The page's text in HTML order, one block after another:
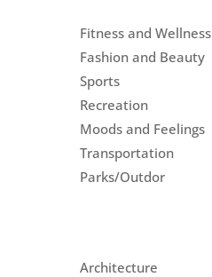
Fitness and Wellness
Fashion and Beauty
Sports
Recreation
Moods and Feelings
Transportation
Parks/Outdor
Architecture